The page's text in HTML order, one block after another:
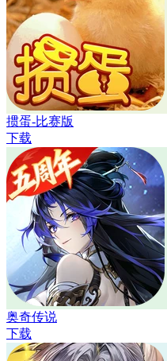
掼蛋-比赛版
下载
奥奇传说
下载